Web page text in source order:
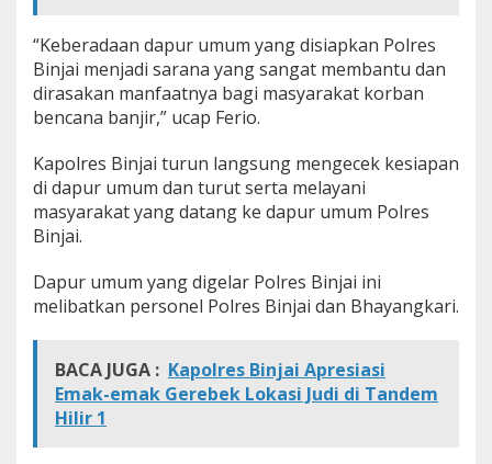
i
S
i
a
p
a
n
D
a
r
U
m
“Keberadaan dapur umum yang disiapkan Polres
Binjai menjadi sarana yang sangat membantu dan
dirasakan manfaatnya bagi masyarakat korban
bencana banjir,” ucap Ferio.
Kapolres Binjai turun langsung mengecek kesiapan
di dapur umum dan turut serta melayani
masyarakat yang datang ke dapur umum Polres
Binjai.
Dapur umum yang digelar Polres Binjai ini
melibatkan personel Polres Binjai dan Bhayangkari.
BACA JUGA : Kapolres Binjai Apresiasi
Emak-emak Gerebek Lokasi Judi di Tandem
Hilir 1